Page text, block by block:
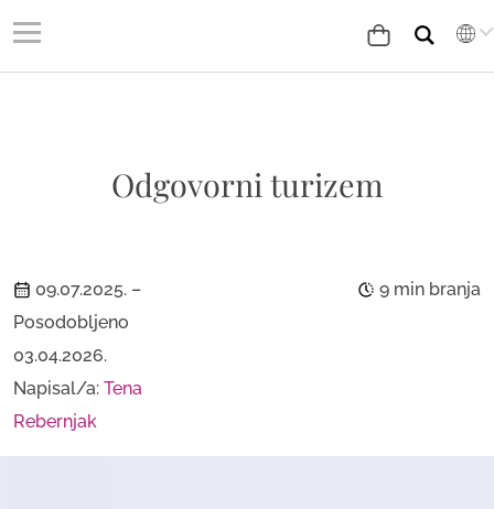
Odgovorni turizem
09.07.2025. –
Posodobljeno
03.04.2026.
Napisal/a: Tena
Rebernjak
9 min branja